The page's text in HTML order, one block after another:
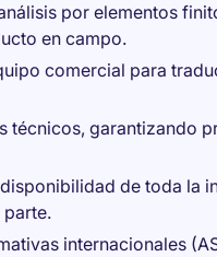
por elementos
en campo.
comercial para
técnicos, garantizando
de toda la
parte.
internacionales